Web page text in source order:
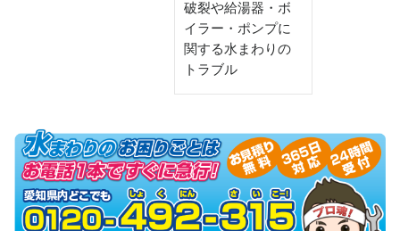
破裂や給湯器・ボ
イラー・ポンプに
関する水まわりの
トラブル